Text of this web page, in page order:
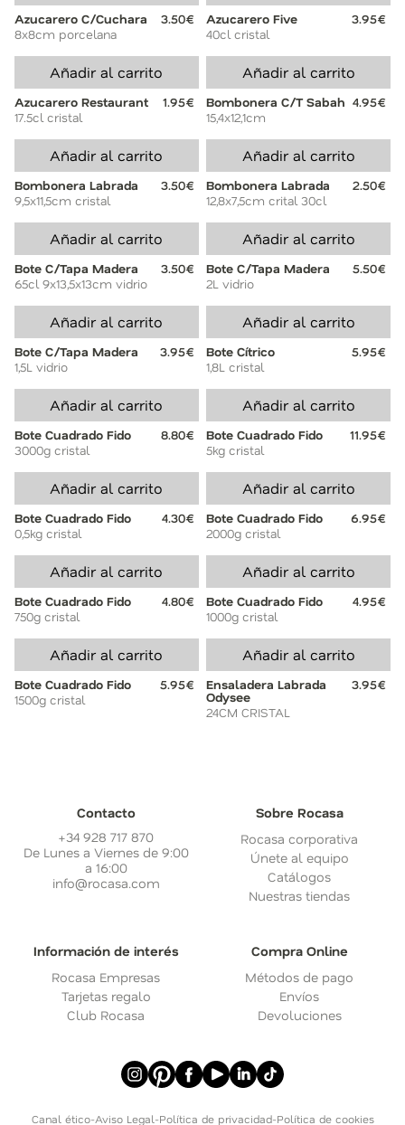
Azucarero C/Cuchara
3.50€
8x8cm porcelana
Azucarero Five
3.95€
40cl cristal
Añadir al carrito
Azucarero Restaurant
1.95€
17.5cl cristal
Añadir al carrito
Bombonera C/T Sabah 4.95€
15,4x12,1cm
Añadir al carrito
Bombonera Labrada
3.50€
9,5x11,5cm cristal
Añadir al carrito
Bombonera Labrada
2.50€
12,8x7,5cm crital 30cl
Añadir al carrito
Bote C/Tapa Madera
3.50€
65cl 9x13,5x13cm vidrio
Añadir al carrito
Bote C/Tapa Madera
5.50€
2L vidrio
Añadir al carrito
Bote C/Tapa Madera
3.95€
1,5L vidrio
Añadir al carrito
Bote Cítrico
5.95€
1,8L cristal
Añadir al carrito
Bote Cuadrado Fido
8.80€
3000g cristal
Añadir al carrito
Bote Cuadrado Fido
11.95€
5kg cristal
Añadir al carrito
Bote Cuadrado Fido
4.30€
0,5kg cristal
Añadir al carrito
Bote Cuadrado Fido
6.95€
2000g cristal
Añadir al carrito
Bote Cuadrado Fido
4.80€
750g cristal
Añadir al carrito
Bote Cuadrado Fido
4.95€
1000g cristal
Añadir al carrito
Bote Cuadrado Fido
5.95€
1500g cristal
Añadir al carrito
Ensaladera Labrada
Odysee
3.95€
24CM CRISTAL
Contacto
+34 928 717 870
De Lunes a Viernes de 9:00
a 16:00
info@rocasa.com
Sobre Rocasa
Rocasa corporativa
Únete al equipo
Catálogos
Nuestras tiendas
Información de interés
Rocasa Empresas
Tarjetas regalo
Club Rocasa
Compra Online
Métodos de pago
Envíos
Devoluciones
Canal ético-Aviso Legal-Política de privacidad-Política de cookies